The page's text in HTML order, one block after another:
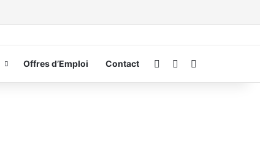
Offres d’Emploi Contact ConnexionSwitch skin